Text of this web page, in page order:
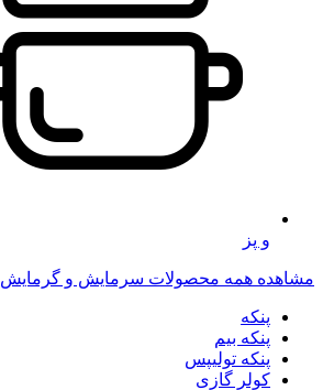
و پز
مشاهده همه محصولات سرمایش و گرمایش
پنکه
پنکه بیم
پنکه تولیپس
کولر گازی